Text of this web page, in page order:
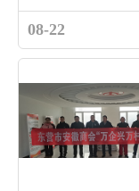
庆祝晚会
08-22